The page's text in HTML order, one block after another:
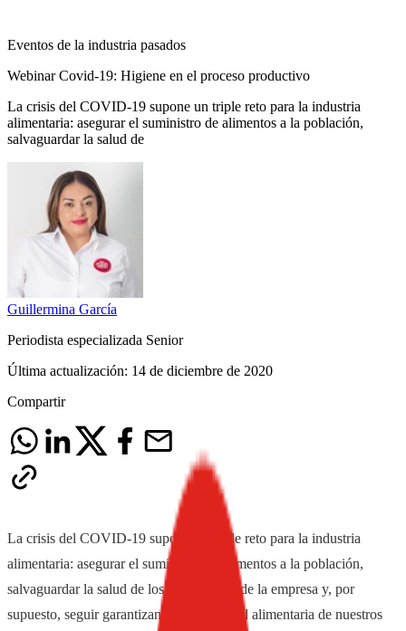
Eventos de la industria pasados
Webinar Covid-19: Higiene en el proceso productivo
La crisis del COVID-19 supone un triple reto para la industria
alimentaria: asegurar el suministro de alimentos a la población,
salvaguardar la salud de
Guillermina García
Periodista especializada Senior
Última actualización: 14 de diciembre de 2020
Compartir
La crisis del COVID-19 supone un triple reto para la industria
alimentaria: asegurar el suministro de alimentos a la población,
salvaguardar la salud de los trabajadores de la empresa y, por
supuesto, seguir garantizando la seguridad alimentaria de nuestros